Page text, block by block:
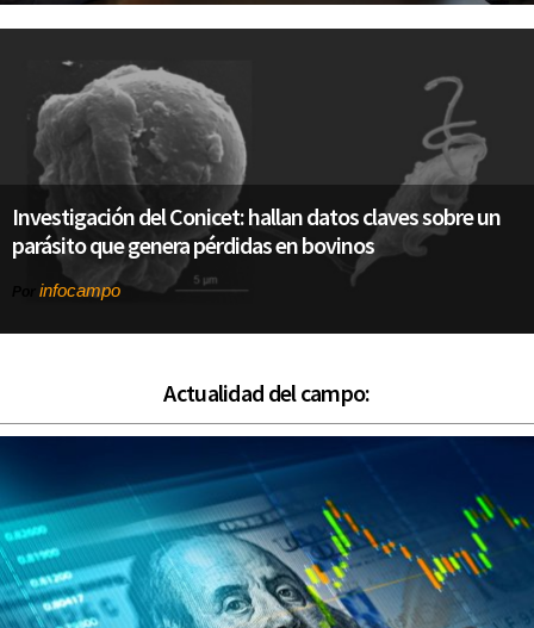
Investigación del Conicet: hallan datos claves sobre un
parásito que genera pérdidas en bovinos
infocampo
Actualidad del campo: